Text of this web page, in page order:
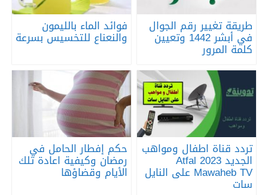
طريقة تغيير رقم الجوال
في أبشر 1442 وتعيين
كلمة المرور
فوائد الماء بالليمون
والنعناع للتخسيس بسرعة
تردد قناة اطفال ومواهب
الجديد 2023 Atfal
Mawaheb TV على النايل
سات
حكم إفطار الحامل في
رمضان وكيفية اعادة تلك
الأيام وقضاؤها